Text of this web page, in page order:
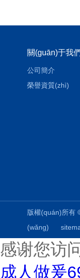
關(guān)于我們
公司簡介
榮譽資質(zhì)
版權(quán)所
(wǎng)
感谢您访
成人做爰